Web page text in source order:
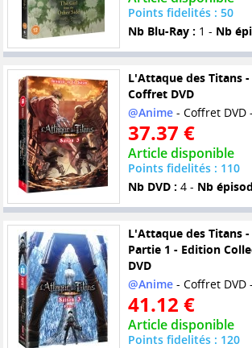
Points fidelités : 50
Nb Blu-Ray : 1 - Nb
L'Attaque des Titans -
Coffret DVD
@Anime- Coffret DVD
37.37 €
Article disponible
Points fidelités : 110
Nb DVD : 4 - Nb
L'Attaque des Titans -
Partie 1 - Edition
DVD
@Anime- Coffret DVD
41.12 €
Article disponible
Points fidelités : 120